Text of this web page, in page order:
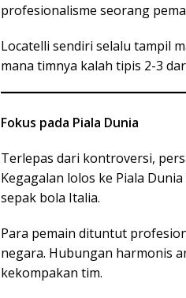
profesionalisme seorang
Locatelli sendiri selalu tampil
mana timnya kalah tipis 2-3
Fokus pada Piala Dunia
Terlepas dari kontroversi,
Kegagalan lolos ke Piala
sepak bola Italia.
Para pemain dituntut
negara. Hubungan harmonis
kekompakan tim.